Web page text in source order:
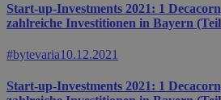
Start-up-Investments 2021: 1
zahlreiche Investitionen in Bayern
#bytevaria10.12.2021
Start-up-Investments 2021: 1